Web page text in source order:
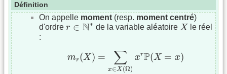
Définition
On appelle moment (resp. moment centré)
d'ordre r ∈ N∗
r∈N∗ de la variable aléatoire X
X
le réel
:
mr(X ) = ∑
x∈X(Ω)
xrP(X = x)
X) ∈X